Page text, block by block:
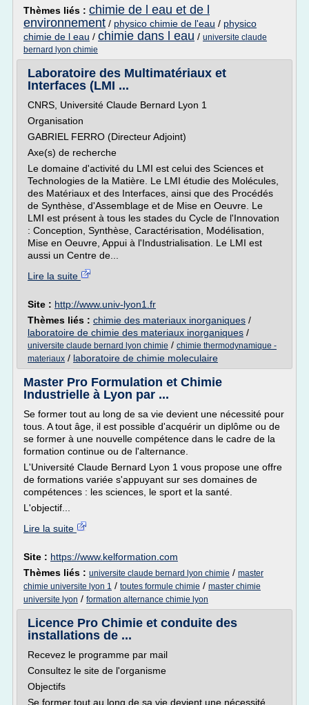
Thèmes liés : chimie de l eau et de l
environnement / physico chimie de l'eau / physico
chimie de l eau / chimie dans l eau / universite claude
bernard lyon chimie
Laboratoire des Multimatériaux et
Interfaces (LMI ...
CNRS, Université Claude Bernard Lyon 1
Organisation
GABRIEL FERRO (Directeur Adjoint)
Axe(s) de recherche
Le domaine d'activité du LMI est celui des Sciences et
Technologies de la Matière. Le LMI étudie des Molécules,
des Matériaux et des Interfaces, ainsi que des Procédés
de Synthèse, d'Assemblage et de Mise en Oeuvre. Le
LMI est présent à tous les stades du Cycle de l'Innovation
: Conception, Synthèse, Caractérisation, Modélisation,
Mise en Oeuvre, Appui à l'Industrialisation. Le LMI est
aussi un Centre de...
Lire la suite
Site : http://www.univ-lyon1.fr
Thèmes liés : chimie des materiaux inorganiques /
laboratoire de chimie des materiaux inorganiques /
universite claude bernard lyon chimie / chimie thermodynamique -
materiaux / laboratoire de chimie moleculaire
Master Pro Formulation et Chimie
Industrielle à Lyon par ...
Se former tout au long de sa vie devient une nécessité pour
tous. A tout âge, il est possible d'acquérir un diplôme ou de
se former à une nouvelle compétence dans le cadre de la
formation continue ou de l'alternance.
L'Université Claude Bernard Lyon 1 vous propose une offre
de formations variée s'appuyant sur ses domaines de
compétences : les sciences, le sport et la santé.
L'objectif...
Lire la suite
Site : https://www.kelformation.com
Thèmes liés : universite claude bernard lyon chimie / master
chimie universite lyon 1 / toutes formule chimie / master chimie
universite lyon / formation alternance chimie lyon
Licence Pro Chimie et conduite des
installations de ...
Recevez le programme par mail
Consultez le site de l'organisme
Objectifs
Se former tout au long de sa vie devient une nécessité